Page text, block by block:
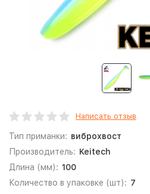
Написать отзыв
Тип приманки: виброхвост
Производитель: Keitech
Длина (мм): 100
Количество в упаковке (шт): 7